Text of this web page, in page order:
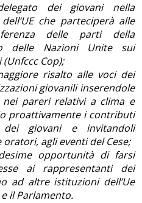
dei giovani nella
che parteciperà alle
delle parti della
delle Nazioni Unite sui
Cop);
risalto alle voci dei
giovanili inserendole
pareri relativi a clima e
proattivamente i contributi
dei giovani e invitandoli
agli eventi del Cese;
opportunità di farsi
ai rappresentanti dei
ad altre istituzioni dell’Ue
il Parlamento.